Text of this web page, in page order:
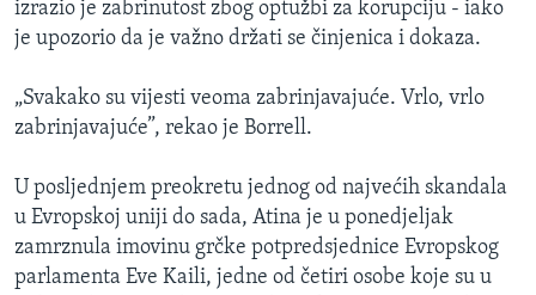
izrazio je zabrinutost zbog optužbi za korupciju - iako
je upozorio da je važno držati se činjenica i dokaza.
„Svakako su vijesti veoma zabrinjavajuće. Vrlo, vrlo
zabrinjavajuće”, rekao je Borrell.
U posljednjem preokretu jednog od najvećih skandala
u Evropskoj uniji do sada, Atina je u ponedjeljak
zamrznula imovinu grčke potpredsjednice Evropskog
parlamenta Eve Kaili, jedne od četiri osobe koje su u